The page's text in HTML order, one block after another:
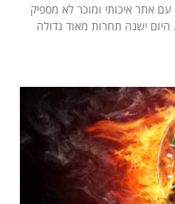
עם אתר איכותי ומוכר לא מספיק
ישנה תחרות מאוד גדולה